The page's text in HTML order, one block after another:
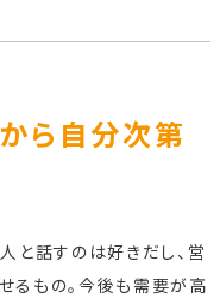
ら自分次第
と話すのは好きだし、営
るもの。今後も需要が高